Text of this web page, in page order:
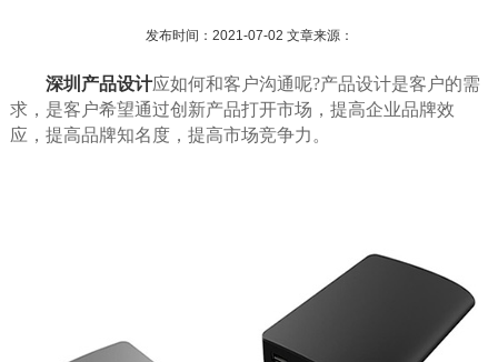
发布时间：2021-07-02 文章来源：
深圳产品设计应如何和客户沟通呢?产品设计是客户的需
求，是客户希望通过创新产品打开市场，提高企业品牌效
应，提高品牌知名度，提高市场竞争力。